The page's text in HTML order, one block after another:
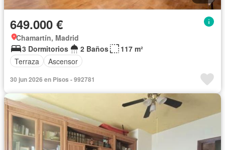
649.000 €
Chamartín, Madrid
3 Dormitorios
2 Baños
117 m²
Terraza
Ascensor
30 jun 2026 en Pisos - 992781